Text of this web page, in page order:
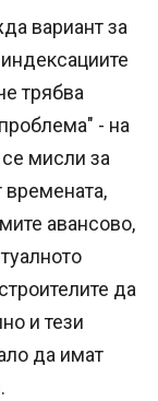
вариант за
трябва
- на
мисли за
авансово,
да
и тези
да имат